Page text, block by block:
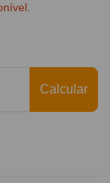
Calcular